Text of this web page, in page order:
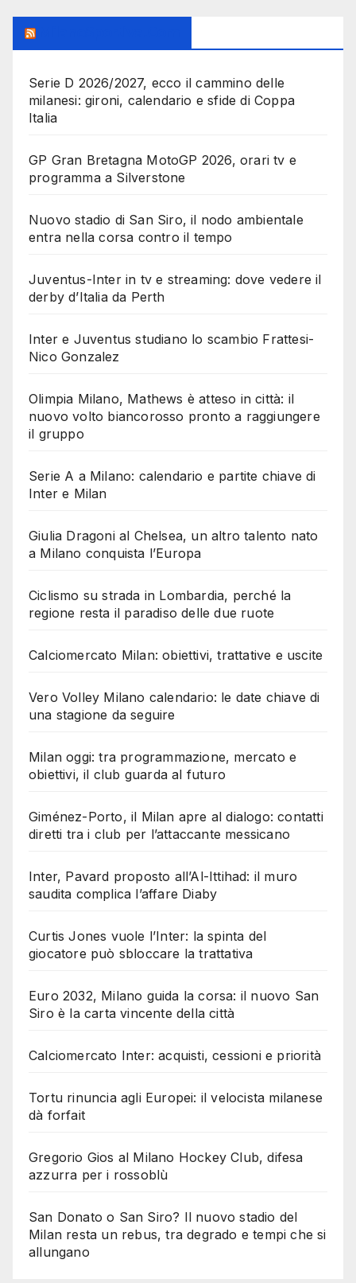
Serie D 2026/2027, ecco il cammino delle
milanesi: gironi, calendario e sfide di Coppa
Italia
GP Gran Bretagna MotoGP 2026, orari tv e
programma a Silverstone
Nuovo stadio di San Siro, il nodo ambientale
entra nella corsa contro il tempo
Juventus-Inter in tv e streaming: dove vedere il
derby d’Italia da Perth
Inter e Juventus studiano lo scambio Frattesi-
Nico Gonzalez
Olimpia Milano, Mathews è atteso in città: il
nuovo volto biancorosso pronto a raggiungere
il gruppo
Serie A a Milano: calendario e partite chiave di
Inter e Milan
Giulia Dragoni al Chelsea, un altro talento nato
a Milano conquista l’Europa
Ciclismo su strada in Lombardia, perché la
regione resta il paradiso delle due ruote
Calciomercato Milan: obiettivi, trattative e uscite
Vero Volley Milano calendario: le date chiave di
una stagione da seguire
Milan oggi: tra programmazione, mercato e
obiettivi, il club guarda al futuro
Giménez-Porto, il Milan apre al dialogo: contatti
diretti tra i club per l’attaccante messicano
Inter, Pavard proposto all’Al-Ittihad: il muro
saudita complica l’affare Diaby
Curtis Jones vuole l’Inter: la spinta del
giocatore può sbloccare la trattativa
Euro 2032, Milano guida la corsa: il nuovo San
Siro è la carta vincente della città
Calciomercato Inter: acquisti, cessioni e priorità
Tortu rinuncia agli Europei: il velocista milanese
dà forfait
Gregorio Gios al Milano Hockey Club, difesa
azzurra per i rossoblù
San Donato o San Siro? Il nuovo stadio del
Milan resta un rebus, tra degrado e tempi che si
allungano